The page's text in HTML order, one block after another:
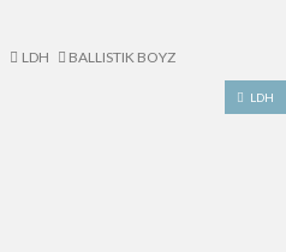
LDH BALLISTIK BOYZ
LDH